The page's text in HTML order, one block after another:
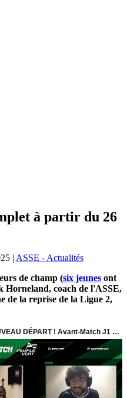
à partir du 26
| ASSE - Actualités
de champ (six jeunes ont
Horneland, coach de l'ASSE,
de la reprise de la Ligue 2,